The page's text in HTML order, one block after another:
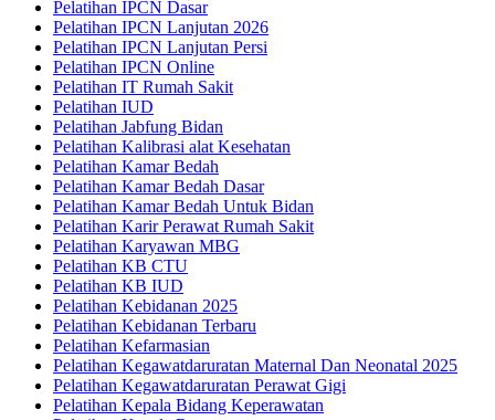
Pelatihan IPCN Dasar
Pelatihan IPCN Lanjutan 2026
Pelatihan IPCN Lanjutan Persi
Pelatihan IPCN Online
Pelatihan IT Rumah Sakit
Pelatihan IUD
Pelatihan Jabfung Bidan
Pelatihan Kalibrasi alat Kesehatan
Pelatihan Kamar Bedah
Pelatihan Kamar Bedah Dasar
Pelatihan Kamar Bedah Untuk Bidan
Pelatihan Karir Perawat Rumah Sakit
Pelatihan Karyawan MBG
Pelatihan KB CTU
Pelatihan KB IUD
Pelatihan Kebidanan 2025
Pelatihan Kebidanan Terbaru
Pelatihan Kefarmasian
Pelatihan Kegawatdaruratan Maternal Dan Neonatal 2025
Pelatihan Kegawatdaruratan Perawat Gigi
Pelatihan Kepala Bidang Keperawatan